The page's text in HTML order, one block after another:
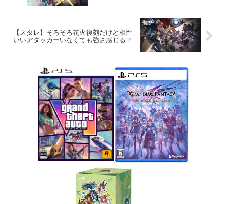
【スタレ】そろそろ花火復刻だけど相性
いいアタッカーいなくても強さ感じる？